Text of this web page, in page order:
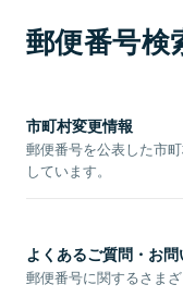
郵便番号検
市町村変更情報
郵便番号を公表した市
しています。
よくあるご質問・お
郵便番号に関するさま